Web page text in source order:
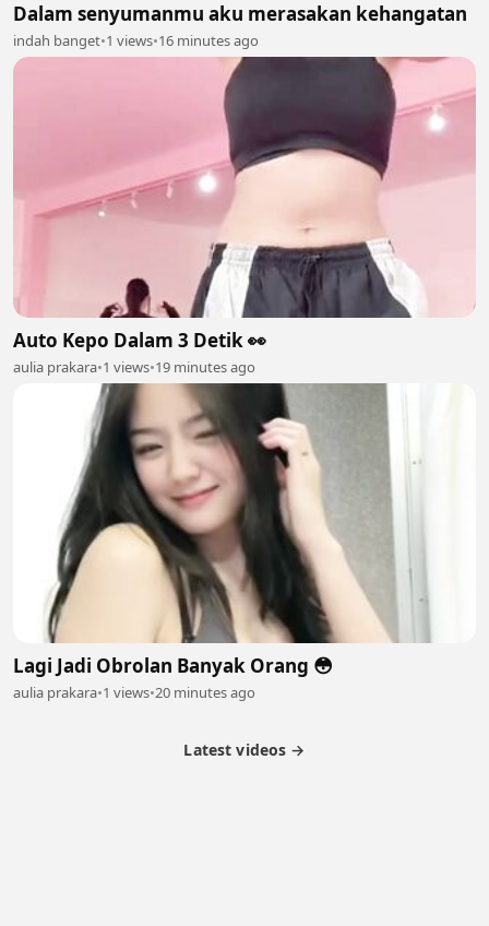
Dalam senyumanmu aku merasakan kehangatan
indah banget•1 views•16 minutes ago
Auto Kepo Dalam 3 Detik 👀
aulia prakara•1 views•19 minutes ago
Lagi Jadi Obrolan Banyak Orang 😳
aulia prakara•1 views•20 minutes ago
Latest videos →